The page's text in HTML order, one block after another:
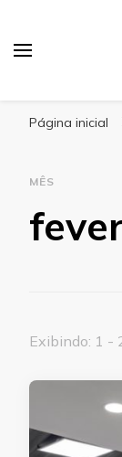
Página inicial
MÊS
Exibindo: 1 -